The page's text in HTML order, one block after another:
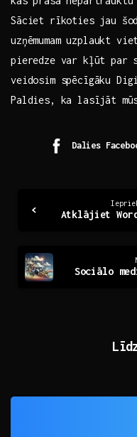
Sāciet rīkoties jau
uzņēmumam uzplaukt
pieredze var kļūt par
veidosim‍ spēcīgāku
Paldies, ka lasījāt
Dalies
Reading